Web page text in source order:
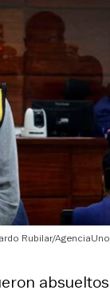
Rubilar/AgenciaUno
absueltos